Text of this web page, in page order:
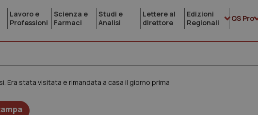
Lavoro e
Professioni
Scienza e
Farmaci
Studi e
Analisi
Lettere al
direttore
Edizioni
Regionali
QS Pro
Era stata visitata e rimandata a casa il giorno prima